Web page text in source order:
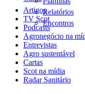
Relatórios
Encontros
Artigos
TV Scot
Podcasts
Agronegócio na
Entrevistas
Agro sustentável
Cartas
Scot na mídia
Radar Sanitário